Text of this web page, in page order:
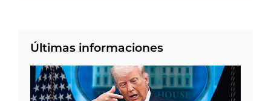
Últimas informaciones